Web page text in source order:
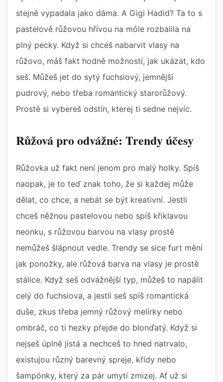
stejně vypadala jako dáma. A Gigi Hadid? Ta to s
pastelově růžovou hřívou na móle rozbalila na
plný pecky. Když si chceš nabarvit vlasy na
růžovo, máš fakt hodně možností, jak ukázat, kdo
seš. Můžeš jet do sytý fuchsiový, jemnější
pudrový, nebo třeba romantický starorůžový.
Prostě si vybereš odstín, kterej ti sedne nejvíc.
Růžová pro odvážné: Trendy účesy
Růžovka už fakt není jenom pro malý holky. Spíš
naopak, je to teď znak toho, že si každej může
dělat, co chce, a nebát se být kreativní. Jestli
chceš něžnou pastelovou nebo spíš křiklavou
neonku, s růžovou barvou na vlasy prostě
nemůžeš šlápnout vedle. Trendy se sice furt mění
jak ponožky, ale růžová barva na vlasy je prostě
stálice. Když seš odvážnější typ, můžeš to napálit
celý do fuchsiova, a jestli seš spíš romantická
duše, zkus třeba jemný růžový melírky nebo
ombráč, co ti hezky přejde do blonďatý. Když si
nejseš úplně jistá a nechceš to hned natrvalo,
existujou různý barevný spreje, křídy nebo
šampónky, který za pár umytí zmizej. Ať už si